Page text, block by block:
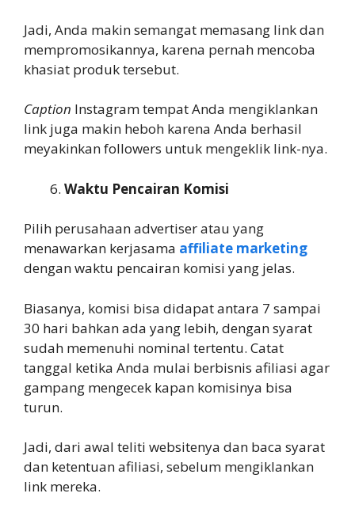
Jadi, Anda makin semangat memasang link dan
mempromosikannya, karena pernah mencoba
khasiat produk tersebut.
Caption Instagram tempat Anda mengiklankan
link juga makin heboh karena Anda berhasil
meyakinkan followers untuk mengeklik link-nya.
Waktu Pencairan Komisi
Pilih perusahaan advertiser atau yang
menawarkan kerjasama affiliate marketing
dengan waktu pencairan komisi yang jelas.
Biasanya, komisi bisa didapat antara 7 sampai
30 hari bahkan ada yang lebih, dengan syarat
sudah memenuhi nominal tertentu. Catat
tanggal ketika Anda mulai berbisnis afiliasi agar
gampang mengecek kapan komisinya bisa
turun.
Jadi, dari awal teliti websitenya dan baca syarat
dan ketentuan afiliasi, sebelum mengiklankan
link mereka.